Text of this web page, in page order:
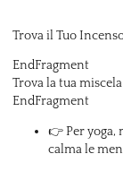
Trova il Tuo
EndFragment
Trova la tua
EndFragment
👉 Per yoga,
calma le